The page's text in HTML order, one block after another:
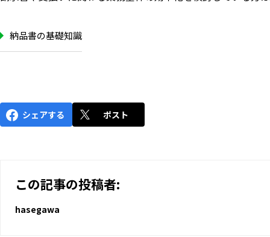
納品書の基礎知識
シェアする ポスト
この記事の投稿者:
hasegawa